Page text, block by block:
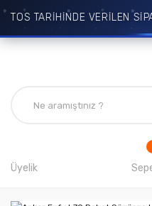
TARİHİNDE VERİLEN
Üyelik